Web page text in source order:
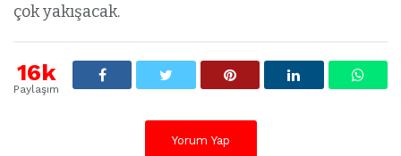
çok yakışacak.
16k
Paylaşım
Yorum Yap